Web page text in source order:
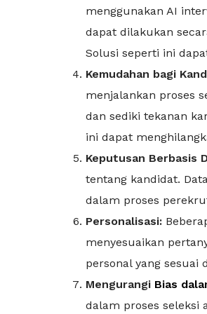
menggunakan AI
dapat dilakukan
Solusi seperti ini
Kemudahan bagi
menjalankan proses
dan sediki tekanan
ini dapat
Keputusan Berbasis
tentang kandidat.
dalam proses
Personalisasi:
menyesuaikan
personal yang sesuai
Mengurangi Bias
dalam proses seleksi